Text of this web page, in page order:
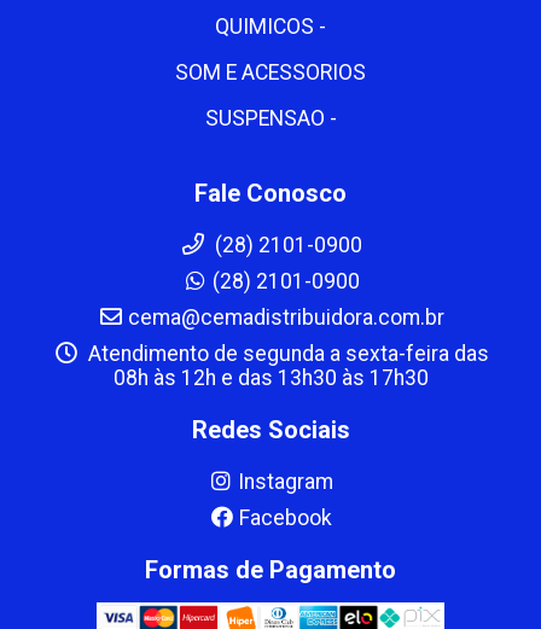
QUIMICOS -
SOM E ACESSORIOS
SUSPENSAO -
Fale Conosco
(28) 2101-0900
(28) 2101-0900
cema@cemadistribuidora.com.br
Atendimento de segunda a sexta-feira das
08h às 12h e das 13h30 às 17h30
Redes Sociais
Instagram
Facebook
Formas de Pagamento